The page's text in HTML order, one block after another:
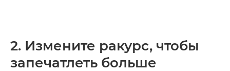
2. Измените ракурс, чтобы
запечатлеть больше